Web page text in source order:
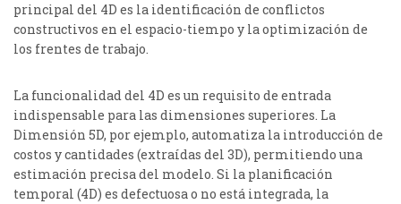
principal del 4D es la identificación de conflictos
constructivos en el espacio-tiempo y la optimización de
los frentes de trabajo.
La funcionalidad del 4D es un requisito de entrada
indispensable para las dimensiones superiores. La
Dimensión 5D, por ejemplo, automatiza la introducción de
costos y cantidades (extraídas del 3D), permitiendo una
estimación precisa del modelo. Si la planificación
temporal (4D) es defectuosa o no está integrada, la